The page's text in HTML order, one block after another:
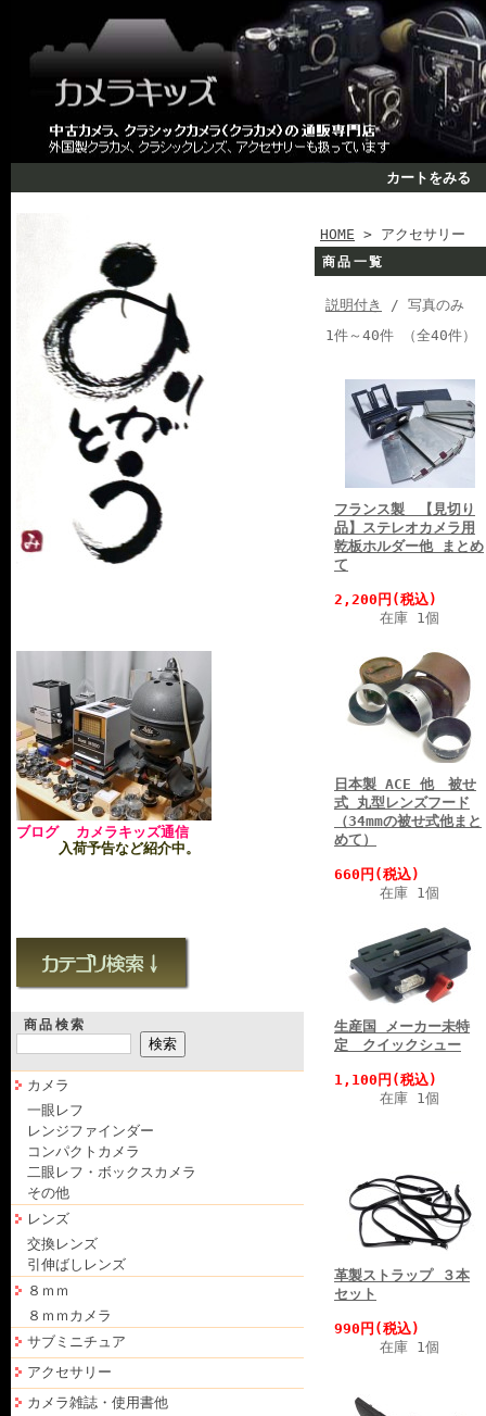
カートをみる
ブログ カメラキッズ通信
入荷予告など紹介中。
商品検索
カメラ
一眼レフ
レンジファインダー
コンパクトカメラ
二眼レフ・ボックスカメラ
その他
レンズ
交換レンズ
引伸ばしレンズ
８ｍｍ
８ｍｍカメラ
サブミニチュア
アクセサリー
カメラ雑誌・使用書他
HOME > アクセサリー
商品一覧
説明付き
/ 写真のみ
1件～40件 （全40件）
フランス製 【見切り
品】ステレオカメラ用
乾板ホルダー他 まとめ
て
2,200円(税込)
在庫 1個
日本製 ACE 他 被せ
式 丸型レンズフード
（34mmの被せ式他まと
めて）
660円(税込)
在庫 1個
生産国 メーカー未特
定 クイックシュー
1,100円(税込)
在庫 1個
革製ストラップ ３本
セット
990円(税込)
在庫 1個